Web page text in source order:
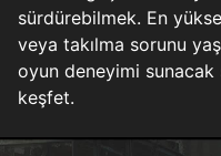
sürdürebilmek. En
veya takılma sorunu
oyun deneyimi
keşfet.